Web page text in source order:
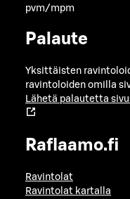
pvm/mpm
Palaute
Yksittäisten
ravintoloiden omilla
Lähetä palautetta
Raflaamo.fi
Ravintolat
Ravintolat kartalla